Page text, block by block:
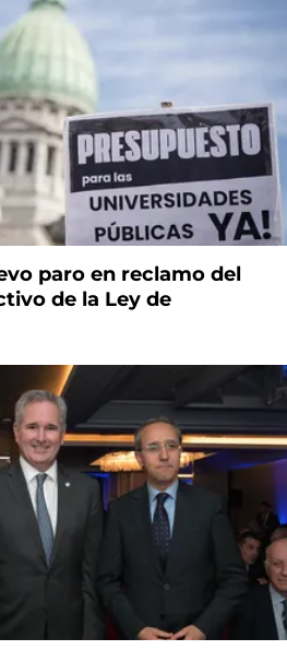
paro en reclamo del
de la Ley de